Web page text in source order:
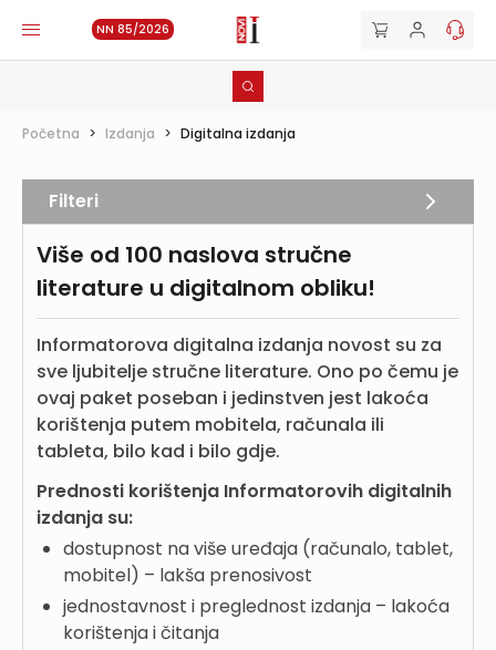
NN 85/2026
Početna > Izdanja > Digitalna izdanja
Više od 100 naslova stručne
literature u digitalnom obliku!
Informatorova digitalna izdanja novost su za
sve ljubitelje stručne literature. Ono po čemu je
ovaj paket poseban i jedinstven jest lakoća
korištenja putem mobitela, računala ili
tableta, bilo kad i bilo gdje.
Prednosti korištenja Informatorovih digitalnih
izdanja su:
dostupnost na više uređaja (računalo, tablet,
mobitel) – lakša prenosivost
jednostavnost i preglednost izdanja – lakoća
korištenja i čitanja
Filteri